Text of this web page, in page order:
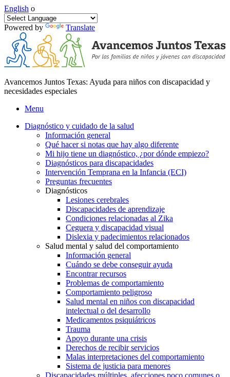
English o
Powered by Translate
Avancemos Juntos Texas: Ayuda para niños con discapacidad y
necesidades especiales
Menu
Diagnóstico y cuidado de la salud
Información general
Qué hacer si notas que hay algo diferente
Mi hijo tiene un diagnóstico, ¿por dónde empiezo?
Diagnósticos para discapacidades
Intervención Temprana en la Infancia (ECI)
Preguntas frecuentes
Diagnósticos
Lesiones cerebrales
Discapacidades de aprendizaje
Condiciones relacionadas al Zika
Ceguera y discapacidad visual
Dislexia y padecimientos relacionados
Salud mental y salud del comportamiento
Información general
Cuándo se debe conseguir ayuda
Encontrar recursos
Problemas de comportamiento
Comportamiento peligroso
Salud mental en niños con discapacidad
intelectual o del desarrollo
Medicamentos psiquiátricos
Trauma
Apoyo durante una crisis
Derechos de recibir servicios
Malas interpretaciones del comportamiento
Sistema de justicia para menores
Discapacidades múltiples, afecciones poco comunes o